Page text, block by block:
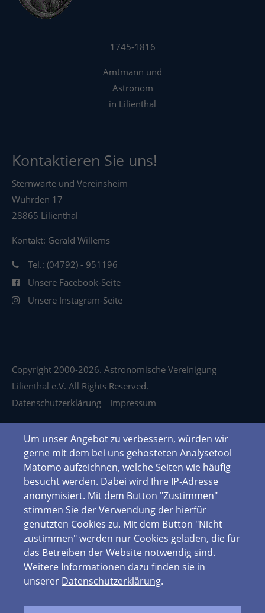
1745-1816
Amtmann und
Astronom
in Lilienthal
Kontaktieren Sie uns!
Sternwarte und Vereinsheim
Wührden 17
28865 Lilienthal
Kontakt: Gerald Willems
Tel.: (04792) - 951196
Unsere Facebook-Seite
Unsere Instagram-Seite
Copyright 2000-2026. Astronomische Vereinigung
Lilienthal e.V. All Rights Reserved.
Datenschutzerklärung
Impressum
Um unser Angebot zu verbessern, würden wir
gerne mit dem bei uns gehosteten Analysetool
Matomo aufzeichnen, welche Seiten wie häufig
besucht werden. Dabei wird Ihre IP-Adresse
anonymisiert. Mit dem Button "Zustimmen"
stimmen Sie der Verwendung der hierfür
genutzten Cookies zu. Mit dem Button "Nicht
zustimmen" werden nur Cookies geladen, die für
das Betreiben der Website notwendig sind.
Weitere Informationen dazu finden sie in
unserer Datenschutzerklärung.